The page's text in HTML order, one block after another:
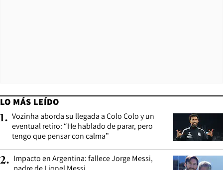
LO MÁS LEÍDO
1. Vozinha aborda su llegada a Colo Colo y un
eventual retiro: “He hablado de parar, pero
tengo que pensar con calma”
2. Impacto en Argentina: fallece Jorge Messi,